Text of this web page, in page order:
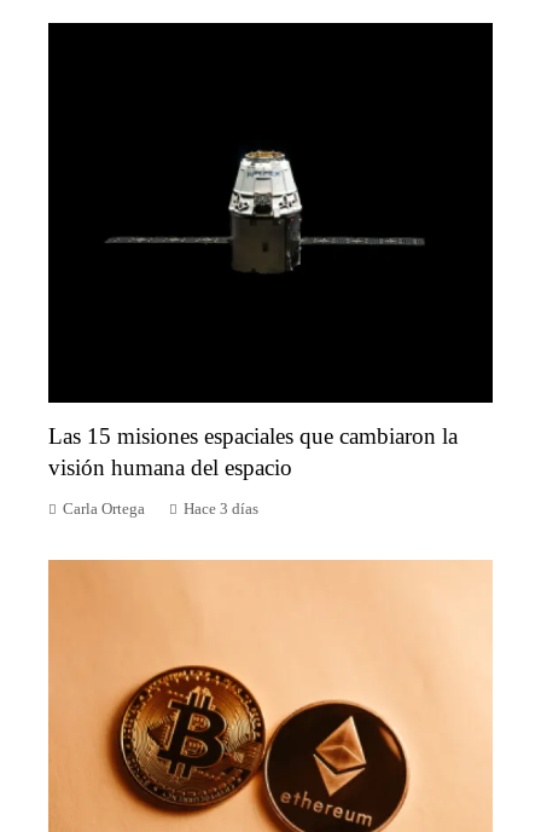
Las 15 misiones espaciales que cambiaron la
visión humana del espacio
Carla Ortega Hace 3 días